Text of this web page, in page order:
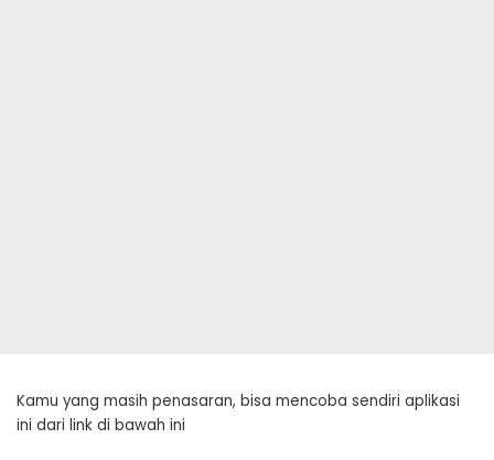
Kamu yang masih penasaran, bisa mencoba sendiri aplikasi
ini dari link di bawah ini